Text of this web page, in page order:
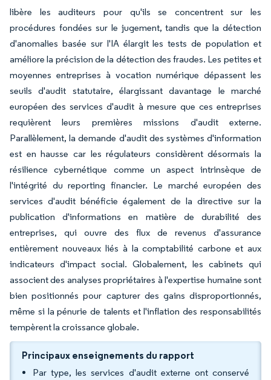
libère les auditeurs pour qu'ils se concentrent sur les
procédures fondées sur le jugement, tandis que la détection
d'anomalies basée sur l'IA élargit les tests de population et
améliore la précision de la détection des fraudes. Les petites et
moyennes entreprises à vocation numérique dépassent les
seuils d'audit statutaire, élargissant davantage le marché
européen des services d'audit à mesure que ces entreprises
requièrent leurs premières missions d'audit externe.
Parallèlement, la demande d'audit des systèmes d'information
est en hausse car les régulateurs considèrent désormais la
résilience cybernétique comme un aspect intrinsèque de
l'intégrité du reporting financier. Le marché européen des
services d'audit bénéficie également de la directive sur la
publication d'informations en matière de durabilité des
entreprises, qui ouvre des flux de revenus d'assurance
entièrement nouveaux liés à la comptabilité carbone et aux
indicateurs d'impact social. Globalement, les cabinets qui
associent des analyses propriétaires à l'expertise humaine sont
bien positionnés pour capturer des gains disproportionnés,
même si la pénurie de talents et l'inflation des responsabilités
tempèrent la croissance globale.
Principaux enseignements du rapport
Par type, les services d'audit externe ont conservé